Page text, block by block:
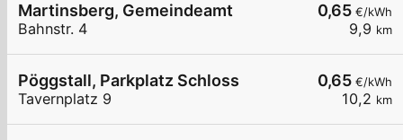
0,65 €/kWh
9,9 km
Martinsberg, Gemeindeamt
Bahnstr. 4
0,65 €/kWh
10,2 km
Pöggstall, Parkplatz Schloss
Tavernplatz 9